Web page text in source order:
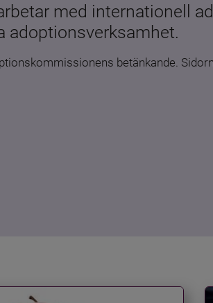
med internationell
adoptionsverksamhet.
betänkande.